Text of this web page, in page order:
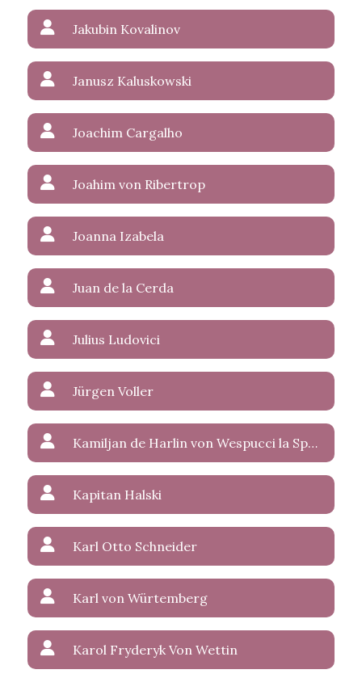
Jakubin Kovalinov
Janusz Kaluskowski
Joachim Cargalho
Joahim von Ribertrop
Joanna Izabela
Juan de la Cerda
Julius Ludovici
Jürgen Voller
Kamiljan de Harlin von Wespucci la Sparasan
Kapitan Halski
Karl Otto Schneider
Karl von Würtemberg
Karol Fryderyk Von Wettin